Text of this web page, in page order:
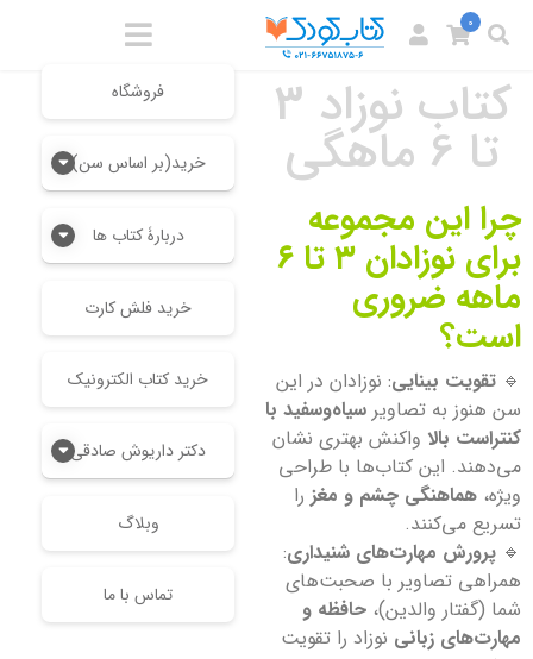
فروشگاه
خرید(بر اساس سن)
دربارۀ کتاب ها
خرید فلش کارت
خرید کتاب الکترونیک
دکتر داریوش صادقی
وبلاگ
تماس با ما
0
کتاب نوزاد 3
تا 6 ماهگی
چرا این مجموعه
برای نوزادان ۳ تا ۶
ماهه ضروری
است؟
🔹 تقویت بینایی: نوزادان در این
سن هنوز به تصاویر سیاه‌وسفید با
کنتراست بالا واکنش بهتری نشان
می‌دهند. این کتاب‌ها با طراحی
ویژه، هماهنگی چشم و مغز را
تسریع می‌کنند.
🔹 پرورش مهارت‌های شنیداری:
همراهی تصاویر با صحبت‌های
شما (گفتار والدین)، حافظه و
مهارت‌های زبانی نوزاد را تقویت